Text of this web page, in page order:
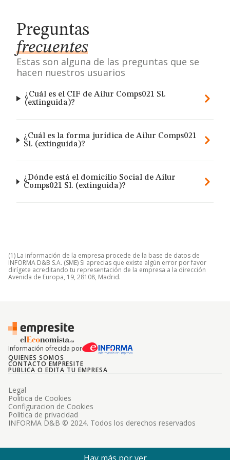
Preguntas
frecuentes
Estas son alguna de las preguntas que se
hacen nuestros usuarios
¿Cuál es el CIF de Ailur Comps021 Sl.
(extinguida)?
¿Cuál es la forma jurídica de Ailur Comps021
Sl. (extinguida)?
¿Dónde está el domicilio Social de Ailur
Comps021 Sl. (extinguida)?
(1) La información de la empresa procede de la base de datos de
INFORMA D&B S.A. (SME) Si aprecias que existe algún error por favor
dirígete acreditando tu representación de la empresa a la dirección
Avenida de Europa, 19, 28108, Madrid.
Información ofrecida por
QUIENES SOMOS
CONTACTO EMPRESITE
PUBLICA O EDITA TU EMPRESA
INFORMA D&B © 2024. Todos los derechos reservados
Legal
Politica de Cookies
Configuracion de Cookies
Politica de privacidad